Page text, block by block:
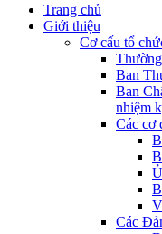
Trang chủ
Giới thiệu
Cơ cấu tổ
Ban
Ban
nhiệm
Các cơ
Các